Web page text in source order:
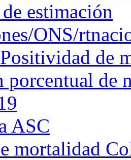
estimación
ONS/
de
porcentual de
ASC
mortalidad